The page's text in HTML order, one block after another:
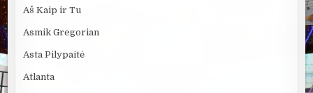
Aš Kaip ir Tu
Asmik Gregorian
Asta Pilypaitė
Atlanta